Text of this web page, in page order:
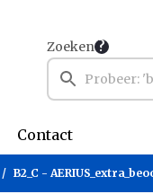
Zoeken
Contact
B2_C -